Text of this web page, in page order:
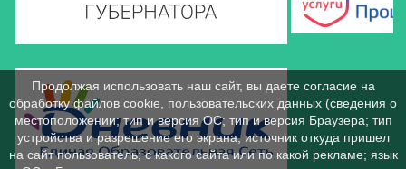
Продолжая использовать наш сайт, вы даете согласие на
обработку файлов cookie, пользовательских данных (сведения о
местоположении; тип и версия ОС; тип и версия Браузера; тип
устройства и разрешение его экрана; источник откуда пришел
на сайт пользователь; с какого сайта или по какой рекламе; язык